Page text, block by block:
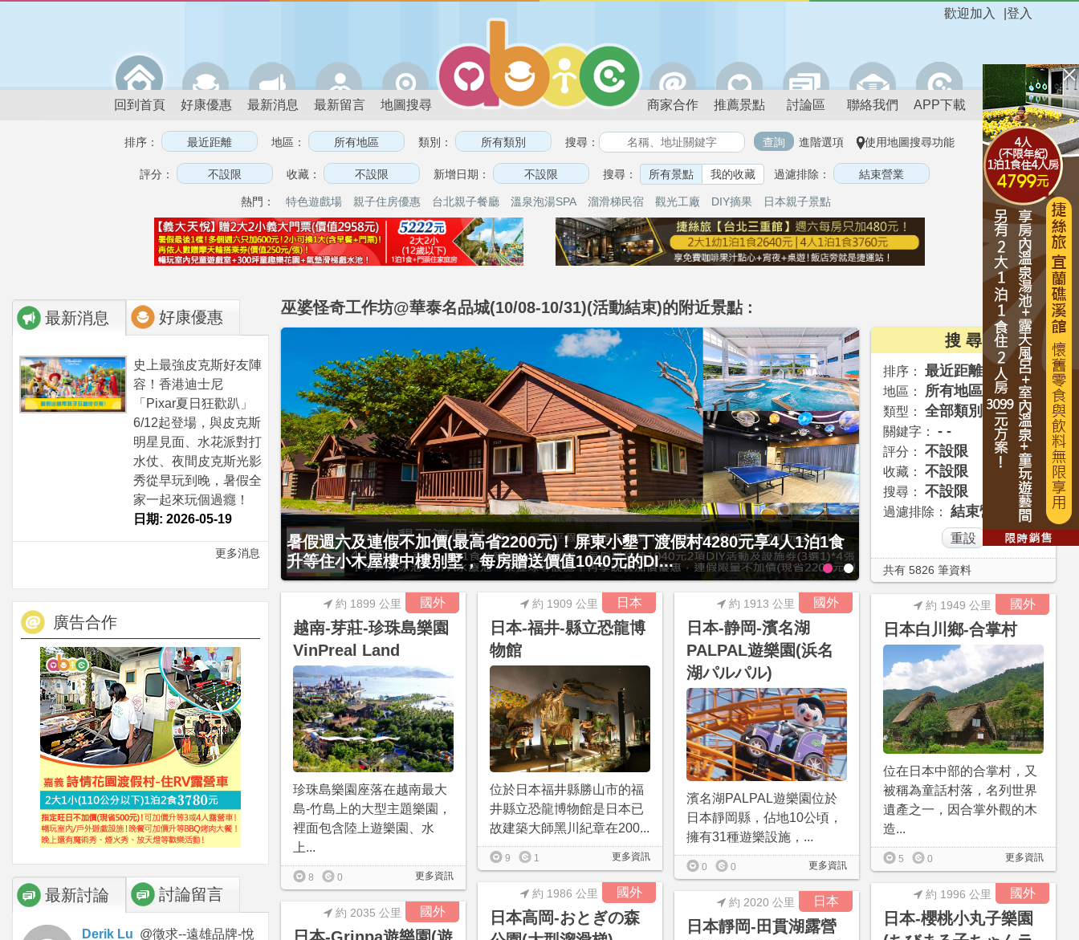
登入
歡迎加入
回到首頁 好康優惠 最新消息 最新留言 地圖搜尋 商家合作 推薦景點 討論區 聯絡我們 APP下載
排序： 地區： 類別： 搜尋： 進階選項 使用地圖搜尋功能
評分： 收藏： 新增日期： 搜尋： 所有景點 我的收藏 過濾排除：
熱門： 特色遊戲場 親子住房優惠 台北親子餐廳 溫泉泡湯SPA 溜滑梯民宿 觀光工廠 DIY摘果 日本親子景點
最新消息 好康優惠
史上最強皮克斯好友陣
容！香港迪士尼
「Pixar夏日狂歡趴」
6/12起登場，與皮克斯
明星見面、水花派對打
水仗、夜間皮克斯光影
秀從早玩到晚，暑假全
家一起來玩個過癮！
日期: 2026-05-19
更多消息
廣告合作
最新討論 討論留言
Derik Lu @徵求--遠雄品牌-悅
巫婆怪奇工作坊@華泰名品城(10/08-10/31)(活動結束)的附近景點 :
暑假週六及連假不加價(最高省2200元)！屏東小墾丁渡假村4280元享4人1泊1食
升等住小木屋樓中樓別墅，每房贈送價值1040元的DI...
只賣4天，要訂要快！捷絲旅-宜蘭礁溪館3099元起享2大1幼1泊1食住雙人房！
4799元起享4人1泊1食住4人房！享房內大型溫泉湯池、...
搜 尋
排序： 最近距離
地區： 所有地區
類型： 全部類別
關鍵字： - -
評分： 不設限
收藏： 不設限
搜尋： 不設限
過濾排除： 結束營業
共有 5826 筆資料
國外
越南-芽莊-珍珠島樂園
VinPreal Land
約 1899 公里
珍珠島樂園座落在越南最大
島-竹島上的大型主題樂園，
裡面包含陸上遊樂園、水
上...
更多資訊
8 0
日本
日本-福井-縣立恐龍博
物館
約 1909 公里
位於日本福井縣勝山市的福
井縣立恐龍博物館是日本已
故建築大師黑川紀章在200...
更多資訊
9 1
國外
日本-静岡-濱名湖
PALPAL遊樂園(浜名
湖パルパル)
約 1913 公里
濱名湖PALPAL遊樂園位於
日本靜岡縣，佔地10公頃，
擁有31種遊樂設施，...
更多資訊
0 0
國外
日本白川鄉-合掌村
約 1949 公里
位在日本中部的合掌村，又
被稱為童話村落，名列世界
遺產之一，因合掌外觀的木
造...
更多資訊
5 0
國外
日本高岡-おとぎの森
約 1986 公里 國外
日本-櫻桃小丸子樂園
約 1996 公里
日本
日本靜岡-田貫湖露營
約 2020 公里
國外
約 2035 公里